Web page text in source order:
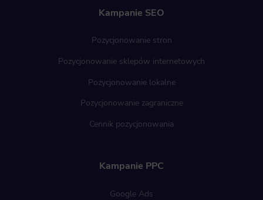
Kampanie SEO
Pozycjonowanie stron
Pozycjonowanie sklepów internetowych
Pozycjonowanie lokalne
Pozycjonowanie zagraniczne
Cennik pozycjonowania
Kampanie PPC
Google Ads